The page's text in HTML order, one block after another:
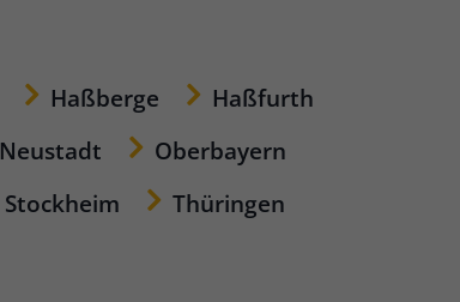
Haßberge
Haßfurth
Neustadt
Oberbayern
Stockheim
Thüringen